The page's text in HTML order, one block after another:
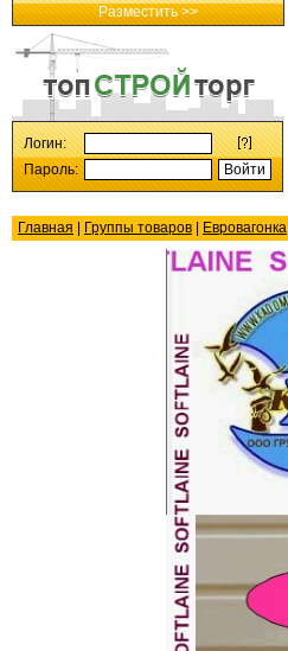
Разместить >>
Логин:
Пароль:
Главная Группы товаров Евровагонка